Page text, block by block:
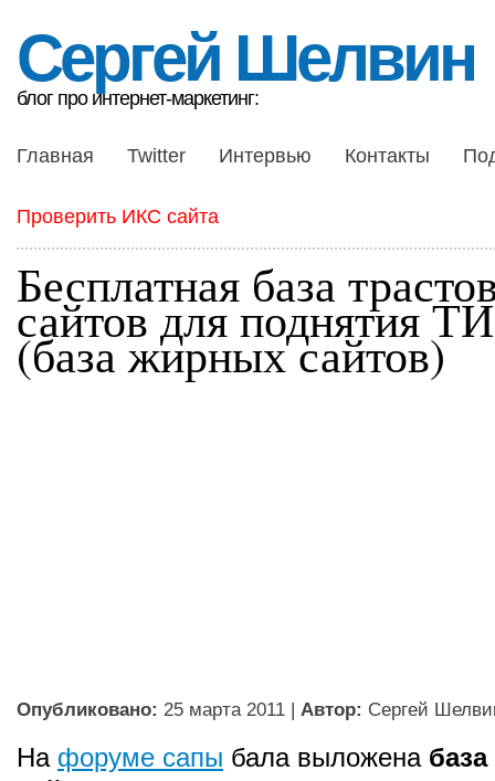
Сергей Шелвин
блог про интернет-маркетинг:
Главная Twitter Интервью Контакты
Проверить ИКС сайта
Бесплатная база
сайтов для поднятия
(база жирных сайтов)
Опубликовано: 25 марта 2011 | Автор: Сергей
На форуме сапы бала выложена